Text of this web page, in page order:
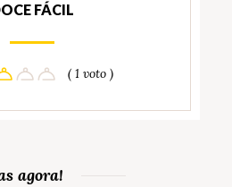
FÁCIL
( 1 voto )
agora!